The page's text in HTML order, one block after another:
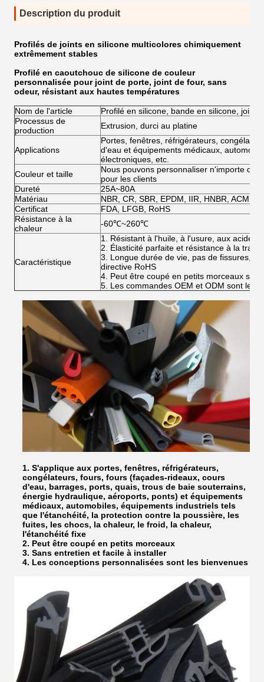
Description du produit
Profilés de joints en silicone multicolores chimiquement
extrêmement stables
Profilé en caoutchouc de silicone de couleur
personnalisée pour joint de porte, joint de four, sans
odeur, résistant aux hautes températures
Nom de l'article
Profilé en silicone, bande en silicone, joint
Processus de
production
Extrusion, durci au platine
Applications
Portes, fenêtres, réfrigérateurs,
d'eau et équipements médicaux,
électroniques, etc.
Couleur et taille
Nous pouvons personnaliser n'importe
pour les clients
Dureté
25A~80A
Matériau
NBR, CR, SBR, EPDM, IIR, HNBR, ACM,
Certificat
FDA, LFGB, RoHS
Résistance à la
chaleur
-60℃~260℃
Caractéristique
1. Résistant à l'huile, à l'usure, aux acides
2. Élasticité parfaite et résistance à la
3. Longue durée de vie, pas de fissures,
directive RoHS
4. Peut être coupé en petits morceaux
5. Les commandes OEM et ODM sont les
1. S'applique aux portes, fenêtres, réfrigérateurs,
congélateurs, fours, fours (façades-rideaux, cours
d'eau, barrages, ports, quais, trous de baie souterrains,
énergie hydraulique, aéroports, ponts) et équipements
médicaux, automobiles, équipements industriels tels
que l'étanchéité, la protection contre la poussière, les
fuites, les chocs, la chaleur, le froid, la chaleur,
l'étanchéité fixe
2. Peut être coupé en petits morceaux
3. Sans entretien et facile à installer
4. Les conceptions personnalisées sont les bienvenues